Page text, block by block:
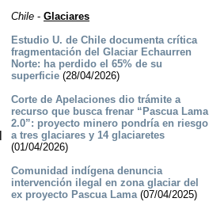
Chile- Glaciares
Estudio U. de Chile documenta crítica
fragmentación del Glaciar Echaurren
Norte: ha perdido el 65% de su
superficie(28/04/2026)
Corte de Apelaciones dio trámite a
recurso que busca frenar “Pascua Lama
2.0”: proyecto minero pondría en riesgo
a tres glaciares y 14 glaciaretes
(01/04/2026)
Comunidad indígena denuncia
intervención ilegal en zona glaciar del
ex proyecto Pascua Lama(07/04/2025)